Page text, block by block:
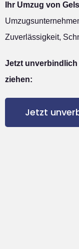
Ihr Umzug von
Zuverlässigkeit,
Jetzt
ziehen:
Jetzt